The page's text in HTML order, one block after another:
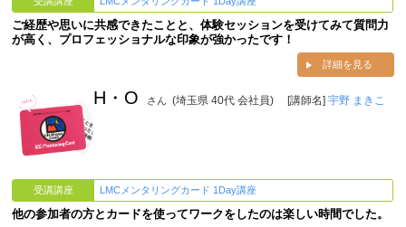
ご経歴や思いに共感できたことと、体験セッションを受けてみて質問力
が高く、プロフェッショナルな印象が強かったです！
詳細を見る
H・O さん (埼玉県 40代 会社員) [講師名]宇野 まきこ
受講講座 LMCメンタリングカード 1Day講座
他の参加者の方とカードを使ってワークをしたのは楽しい時間でした。